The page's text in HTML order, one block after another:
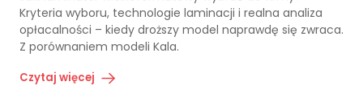
Kryteria wyboru, technologie laminacji i realna analiza
opłacalności – kiedy droższy model naprawdę się zwraca.
Z porównaniem modeli Kala.
Czytaj więcej